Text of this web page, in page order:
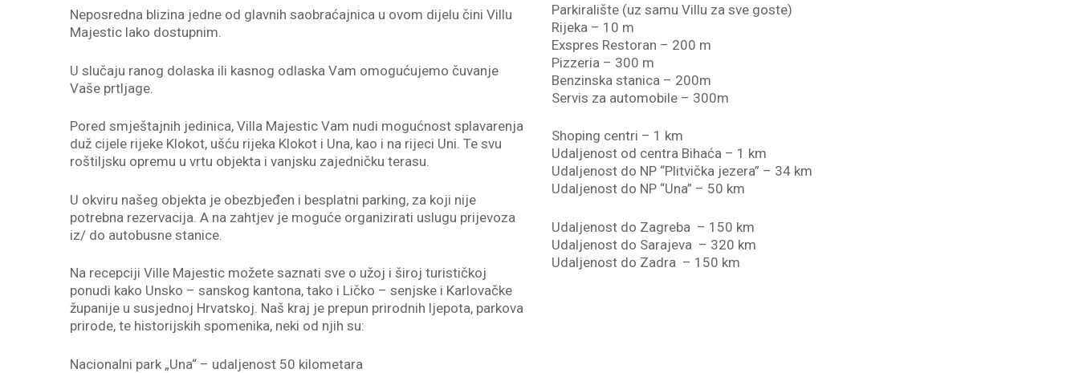
Neposredna blizina jedne od glavnih saobraćajnica u ovom dijelu čini Villu
Majestic lako dostupnim.
U slučaju ranog dolaska ili kasnog odlaska Vam omogućujemo čuvanje
Vaše prtljage.
Pored smještajnih jedinica, Villa Majestic Vam nudi mogućnost splavarenja
duž cijele rijeke Klokot, ušću rijeka Klokot i Una, kao i na rijeci Uni. Te svu
roštiljsku opremu u vrtu objekta i vanjsku zajedničku terasu.
U okviru našeg objekta je obezbjeđen i besplatni parking, za koji nije
potrebna rezervacija. A na zahtjev je moguće organizirati uslugu prijevoza
iz/ do autobusne stanice.
Na recepciji Ville Majestic možete saznati sve o užoj i široj turističkoj
ponudi kako Unsko – sanskog kantona, tako i Ličko – senjske i Karlovačke
županije u susjednoj Hrvatskoj. Naš kraj je prepun prirodnih ljepota, parkova
prirode, te historijskih spomenika, neki od njih su:
Nacionalni park „Una“ – udaljenost 50 kilometara
Parkiralište (uz samu Villu za sve goste)
Rijeka – 10 m
Exspres Restoran – 200 m
Pizzeria – 300 m
Benzinska stanica – 200m
Servis za automobile – 300m
Shoping centri – 1 km
Udaljenost od centra Bihaća – 1 km
Udaljenost do NP “Plitvička jezera” – 34 km
Udaljenost do NP “Una” – 50 km
Udaljenost do Zagreba – 150 km
Udaljenost do Sarajeva – 320 km
Udaljenost do Zadra – 150 km